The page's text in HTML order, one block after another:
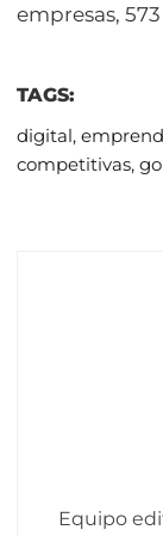
empresas,
TAGS:
digital,
competitivas,
Equipo